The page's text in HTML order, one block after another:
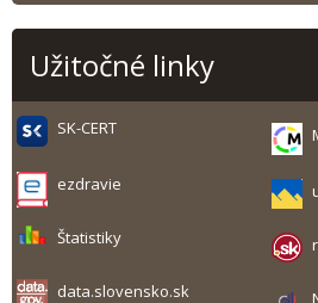
Užitočné linky
SK-CERT
ezdravie
Štatistiky
data.slovensko.sk